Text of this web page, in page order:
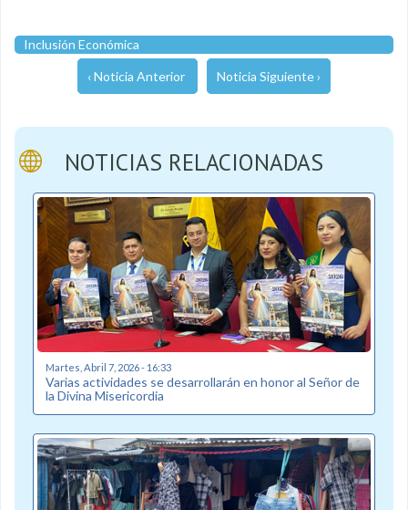
Inclusión Económica
‹ Noticia Anterior Noticia Siguiente ›
NOTICIAS RELACIONADAS
Martes, Abril 7, 2026 - 16:33
Varias actividades se desarrollarán en honor al Señor de
la Divina Misericordia